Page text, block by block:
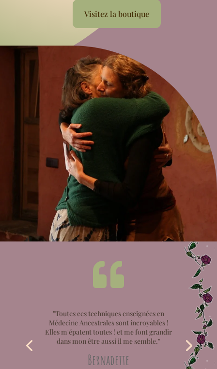
Visitez la boutique

"Toutes ces techniques enseignées en
Médecine Ancestrales sont incroyables !
Elles m'épatent toutes ! et me font grandir
dans mon être aussi il me semble."
Bernadette